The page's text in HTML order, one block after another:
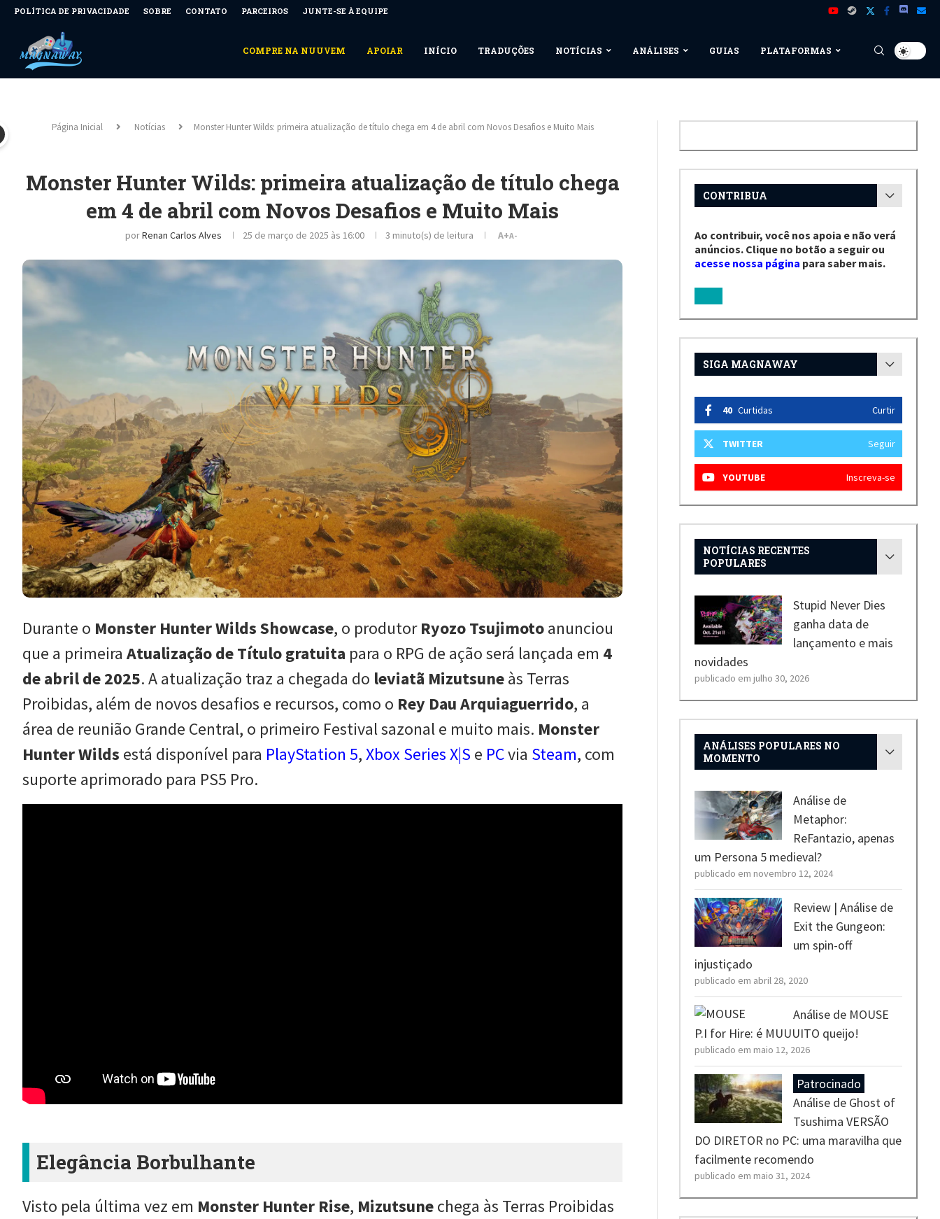
POLÍTICA DE PRIVACIDADE SOBRE CONTATO PARCEIROS JUNTE-SE À EQUIPE
COMPRE NA NUUVEM APOIAR INÍCIO TRADUÇÕES NOTÍCIAS ANÁLISES GUIAS PLATAFORMAS
Página Inicial Notícias Monster Hunter Wilds: primeira atualização de título chega em 4 de abril com Novos Desafios e Muito Mais
Monster Hunter Wilds: primeira atualização de título chega
em 4 de abril com Novos Desafios e Muito Mais
porRenan Carlos Alves 25 de março de 2025 às 16:00 3 minuto(s) de leitura A+A-
Durante o Monster Hunter Wilds Showcase, o produtorRyozo Tsujimotoanunciou
que a primeiraAtualização de Títulogratuita para o RPG de ação será lançada em 4
de abril de 2025. A atualização traz a chegada do leviatã Mizutsuneàs Terras
Proibidas, além de novos desafios e recursos, como o Rey Dau Arquiaguerrido, a
área de reunião Grande Central, o primeiro Festival sazonal e muito mais. Monster
Hunter Wilds está disponível para PlayStation 5,Xbox Series X|S e PCvia Steam, com
suporte aprimorado para PS5 Pro.
Elegância Borbulhante
Visto pela última vez em Monster Hunter Rise, Mizutsunechega às Terras Proibidas
CONTRIBUA
Ao contribuir, você nos apoia e não verá
anúncios. Clique no botão a seguir ou
acesse nossa página para saber mais.
SIGA MAGNAWAY
40 Curtidas Curtir
TWITTER Seguir
YOUTUBE Inscreva-se
NOTÍCIAS RECENTES
POPULARES
Stupid Never Dies
ganha data de
lançamento e mais
novidades
publicado em julho 30, 2026
ANÁLISES POPULARES NO
MOMENTO
Análise de
Metaphor:
ReFantazio, apenas
um Persona 5 medieval?
publicado em novembro 12, 2024
Review | Análise de
Exit the Gungeon:
um spin-off
injustiçado
publicado em abril 28, 2020
Análise de MOUSE
P.I for Hire: é MUUUITO queijo!
publicado em maio 12, 2026
Análise de Ghost of
Tsushima VERSÃO
DO DIRETOR no PC: uma maravilha que
facilmente recomendo
publicado em maio 31, 2024